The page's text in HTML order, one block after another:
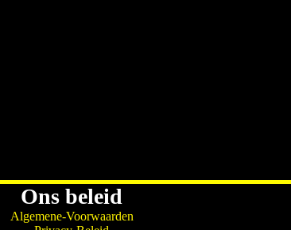
Ons beleid
Algemene-Voorwaarden